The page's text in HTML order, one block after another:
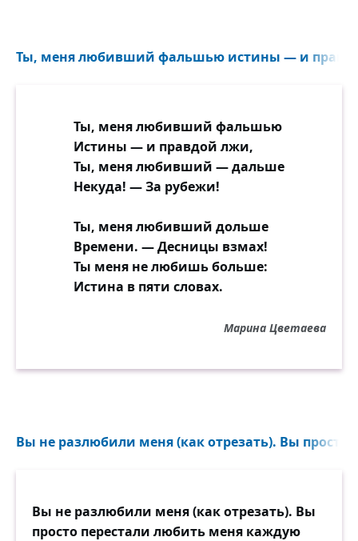
Ты, меня любивший фальшью истины — и
Ты, меня любивший фальшью
Истины — и правдой лжи,
Ты, меня любивший — дальше
Некуда! — За рубежи!
Ты, меня любивший дольше
Времени. — Десницы взмах!
Ты меня не любишь больше:
Истина в пяти словах.
Марина Цветаева
Вы не разлюбили меня (как отрезать). Вы просто
Вы не разлюбили меня (как отрезать). Вы
просто перестали любить меня каждую